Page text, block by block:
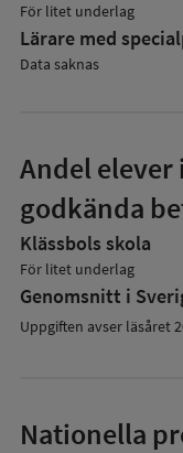
För litet underlag
Lärare med
Data saknas
Andel elever
godkända
Klässbols skola
För litet underlag
Genomsnitt i
Uppgiften avser läsåret
Nationella